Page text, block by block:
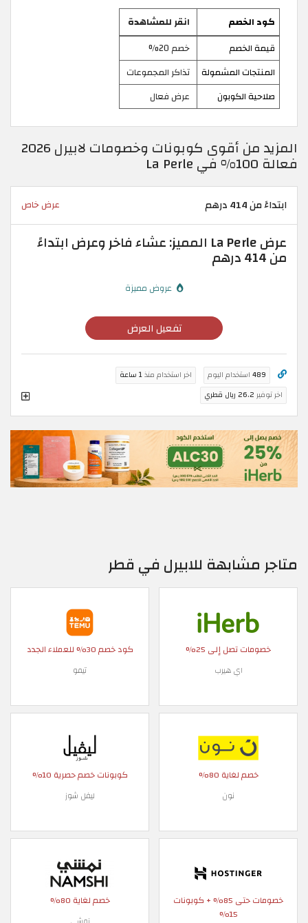
كود الخصم
انقر للمشاهدة
قيمة الخصم
خصم 20%
المنتجات المشمولة
تذاكر المجموعات
صلاحية الكوبون
عرض فعال
المزيد من أقوى كوبونات وخصومات لابيرل 2026
فعالة 100% في La Perle
ابتداءً من 414 درهم عرض خاص
عرض La Perle المميز: عشاء فاخر وعرض ابتداءً
من 414 درهم
عروض مميزة
تفعيل العرض
489 استخدام اليوم اخر استخدام منذ1 ساعة
اخر توفير 26.2 ريال قطري
متاجر مشابهة للابيرل في قطر
خصومات تصل إلى 25%
اي هيرب
كود خصم 30% للعملاء الجدد
تيمو
خصم لغاية 80%
نون
كوبونات خصم حصرية 10%
ليفل شوز
خصومات حتى 85% + كوبونات
15%
خصم لغاية 80%